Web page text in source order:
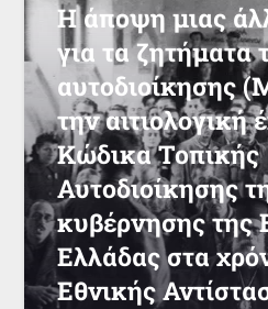
Η άποψη μιας
για τα ζητήματα
αυτοδιοίκησης
την αιτιολογική
Κώδικα Τοπικής
Αυτοδιοίκησης
κυβέρνησης της
Ελλάδας στα
Εθνικής